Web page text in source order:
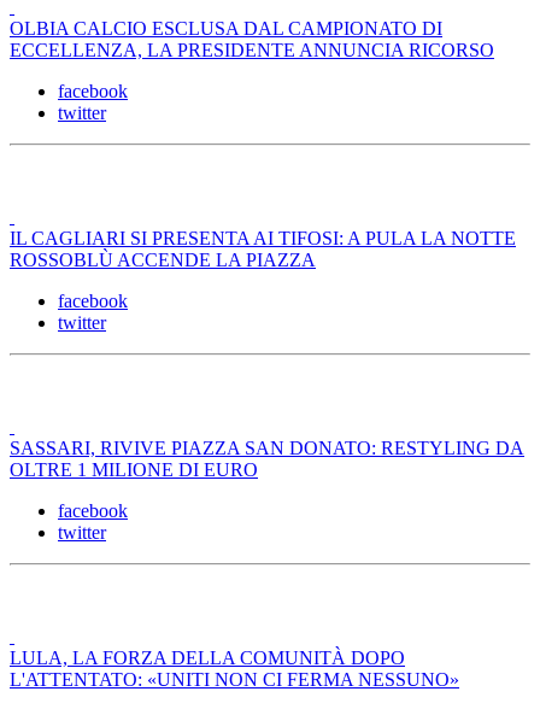
OLBIA CALCIO ESCLUSA DAL CAMPIONATO DI
ECCELLENZA, LA PRESIDENTE ANNUNCIA RICORSO
facebook
twitter
IL CAGLIARI SI PRESENTA AI TIFOSI: A PULA LA NOTTE
ROSSOBLÙ ACCENDE LA PIAZZA
facebook
twitter
SASSARI, RIVIVE PIAZZA SAN DONATO: RESTYLING DA
OLTRE 1 MILIONE DI EURO
facebook
twitter
LULA, LA FORZA DELLA COMUNITÀ DOPO
L'ATTENTATO: «UNITI NON CI FERMA NESSUNO»